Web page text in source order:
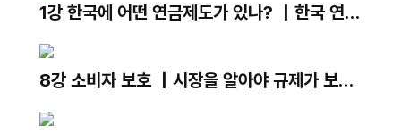
1강 한국에 어떤 연금제도가 있나? ｜한국 연금
제도의 현재와 미래｜김용하 교수
8강 소비자 보호 ｜시장을 알아야 규제가 보인
다｜최병선 명예교수